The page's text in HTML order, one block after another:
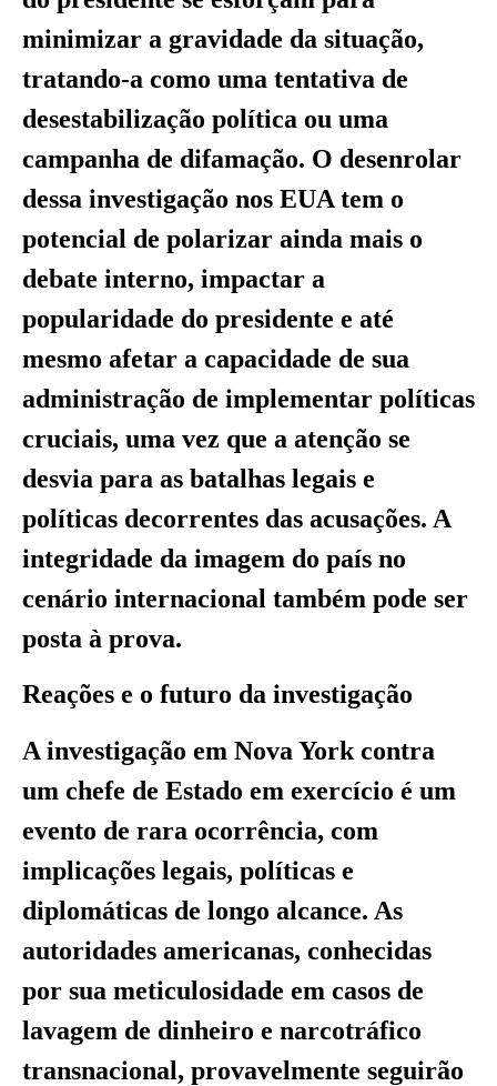
minimizar a gravidade da situação,
tratando-a como uma tentativa de
desestabilização política ou uma
campanha de difamação. O desenrolar
dessa investigação nos EUA tem o
potencial de polarizar ainda mais o
debate interno, impactar a
popularidade do presidente e até
mesmo afetar a capacidade de sua
administração de implementar políticas
cruciais, uma vez que a atenção se
desvia para as batalhas legais e
políticas decorrentes das acusações. A
integridade da imagem do país no
cenário internacional também pode ser
posta à prova.
Reações e o futuro da investigação
A investigação em Nova York contra
um chefe de Estado em exercício é um
evento de rara ocorrência, com
implicações legais, políticas e
diplomáticas de longo alcance. As
autoridades americanas, conhecidas
por sua meticulosidade em casos de
lavagem de dinheiro e narcotráfico
transnacional, provavelmente seguirão